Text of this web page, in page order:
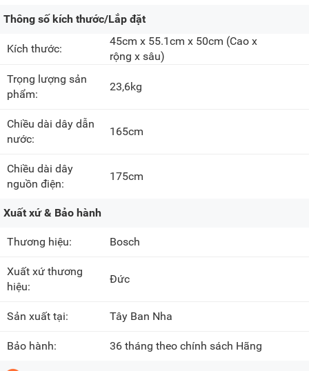
Thông số kích thước/Lắp đặt
Kích thước:
45cm x 55.1cm x 50cm (Cao x
rộng x sâu)
Trọng lượng sản
phẩm:
23,6kg
Chiều dài dây dẫn
nước:
165cm
Chiều dài dây
nguồn điện:
175cm
Xuất xứ & Bảo hành
Thương hiệu: Bosch
Xuất xứ thương
hiệu:
Đức
Sản xuất tại: Tây Ban Nha
Bảo hành: 36 tháng theo chính sách Hãng